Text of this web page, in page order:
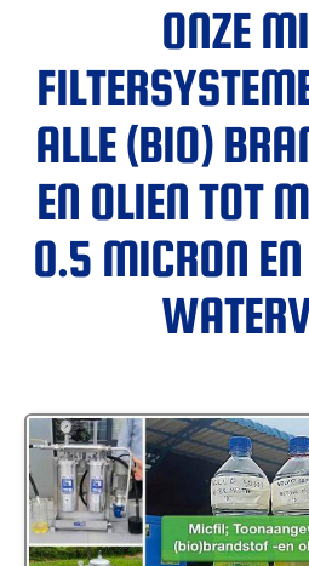
ONZE
ALLE (BIO)
EN OLIEN TOT
0.5 MICRON